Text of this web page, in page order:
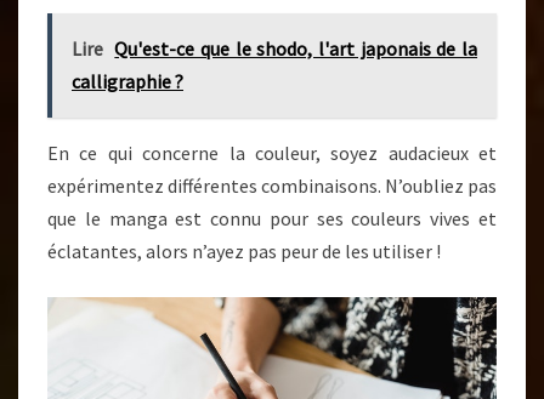
Lire Qu'est-ce que le shodo, l'art japonais de la
calligraphie ?
En ce qui concerne la couleur, soyez audacieux et
expérimentez différentes combinaisons. N’oubliez pas
que le manga est connu pour ses couleurs vives et
éclatantes, alors n’ayez pas peur de les utiliser !